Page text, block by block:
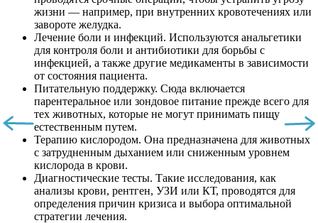
жизни — например, при внутренних кровотечениях или
завороте желудка.
Лечение боли и инфекций. Используются анальгетики
для контроля боли и антибиотики для борьбы с
инфекцией, а также другие медикаменты в зависимости
от состояния пациента.
Питательную поддержку. Сюда включается
парентеральное или зондовое питание прежде всего для
тех животных, которые не могут принимать пищу
естественным путем.
Терапию кислородом. Она предназначена для животных
с затрудненным дыханием или сниженным уровнем
кислорода в крови.
Диагностические тесты. Такие исследования, как
анализы крови, рентген, УЗИ или КТ, проводятся для
определения причин кризиса и выбора оптимальной
стратегии лечения.